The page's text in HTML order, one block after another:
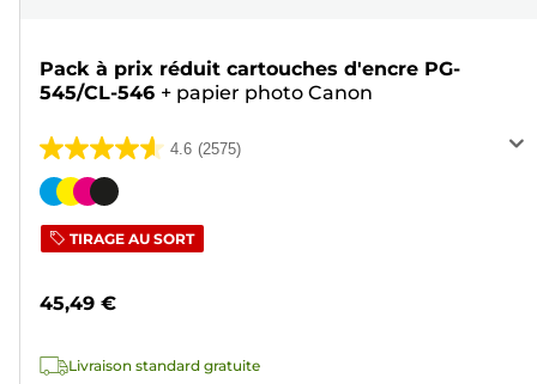
Pack à prix réduit cartouches d'encre PG-
545/CL-546 + papier photo Canon
4.6 (2575)
4.6
sur
étoiles.
avis
Cartouche
TIRAGE AU SORT
45,49 €
Livraison standard gratuite